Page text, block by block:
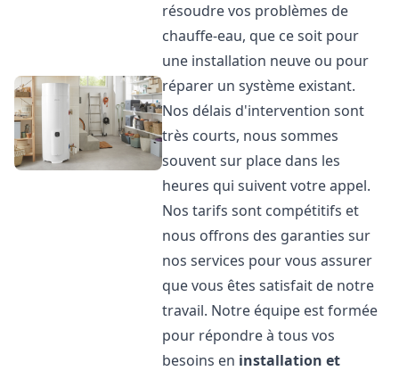
résoudre vos problèmes de
chauffe-eau, que ce soit pour
une installation neuve ou pour
réparer un système existant.
Nos délais d'intervention sont
très courts, nous sommes
souvent sur place dans les
heures qui suivent votre appel.
Nos tarifs sont compétitifs et
nous offrons des garanties sur
nos services pour vous assurer
que vous êtes satisfait de notre
travail. Notre équipe est formée
pour répondre à tous vos
besoins en installation et